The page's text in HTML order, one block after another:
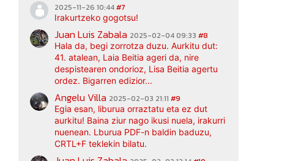
2025-11-26 10:44#7
Irakurtzeko gogotsu!
Juan Luis Zabala 2025-02-04 09:33 #8
Hala da, begi zorrotza duzu. Aurkitu dut:
41. atalean, Laia Beitia ageri da, nire
despistearen ondorioz, Lisa Beitia agertu
ordez. Bigarren edizior...
Angelu Villa 2025-02-03 21:11 #9
Egia esan, liburua orraztatu eta ez dut
aurkitu! Baina ziur nago ikusi nuela, irakurri
nuenean. Lburua PDF-n baldin baduzu,
CRTL+F teklekin bilatu.